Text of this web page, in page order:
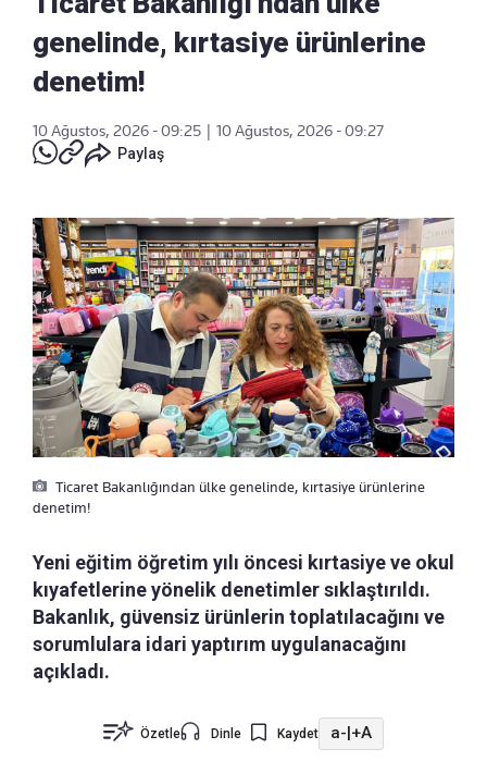
genelinde, kırtasiye ürünlerine
denetim!
10 Ağustos, 2026 - 09:25
10 Ağustos, 2026 - 09:27
Paylaş
Ticaret Bakanlığından ülke genelinde, kırtasiye ürünlerine
denetim!
Yeni eğitim öğretim yılı öncesi kırtasiye ve okul
kıyafetlerine yönelik denetimler sıklaştırıldı.
Bakanlık, güvensiz ürünlerin toplatılacağını ve
sorumlulara idari yaptırım uygulanacağını
açıkladı.
Özetle Dinle Kaydet a- +A